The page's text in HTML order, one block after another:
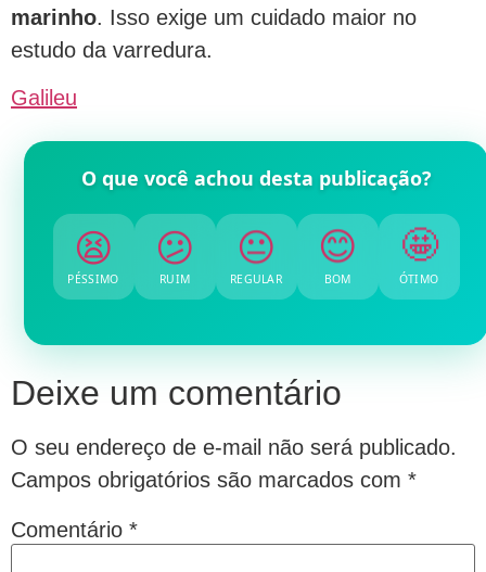
marinho. Isso exige um cuidado maior no
estudo da varredura.
Galileu
O que você achou desta publicação?
😫
PÉSSIMO
😕
RUIM
😐
REGULAR
😊
BOM
🤩
ÓTIMO
Deixe um comentário
O seu endereço de e-mail não será publicado.
Campos obrigatórios são marcados com *
Comentário *